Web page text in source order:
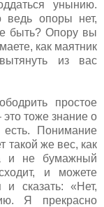
унынию.
ведь опоры нет,
быть? Опору вы
как маятник
из вас
простое
тоже знание о
Понимание
такой же вес, как
и не бумажный
и можете
и сказать: «Нет,
Я прекрасно